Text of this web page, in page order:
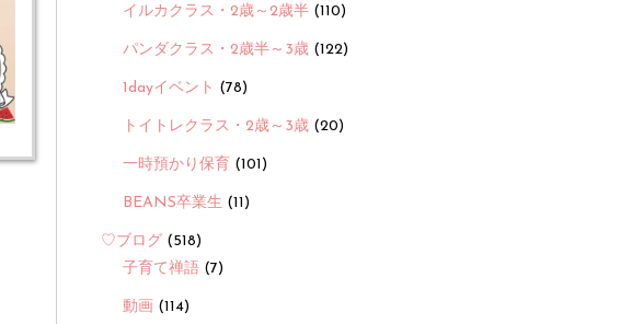
イルカクラス・2歳～2歳半 (110)
パンダクラス・2歳半～3歳 (122)
1dayイベント (78)
トイトレクラス・2歳～3歳 (20)
一時預かり保育 (101)
BEANS卒業生 (11)
♡ブログ (518)
子育て禅語 (7)
動画 (114)